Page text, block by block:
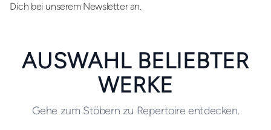
Dich bei unserem Newsletter an.
AUSWAHL BELIEBTER
WERKE
Gehe zum Stöbern zu Repertoire entdecken.